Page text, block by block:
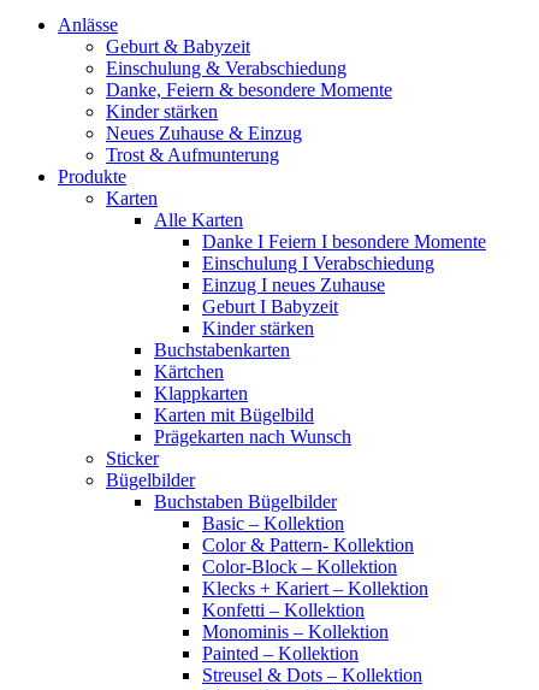
Anlässe
Geburt & Babyzeit
Einschulung & Verabschiedung
Danke, Feiern & besondere Momente
Kinder stärken
Neues Zuhause & Einzug
Trost & Aufmunterung
Produkte
Karten
Alle Karten
Danke I Feiern I besondere Momente
Einschulung I Verabschiedung
Einzug I neues Zuhause
Geburt I Babyzeit
Kinder stärken
Buchstabenkarten
Kärtchen
Klappkarten
Karten mit Bügelbild
Prägekarten nach Wunsch
Sticker
Bügelbilder
Buchstaben Bügelbilder
Basic – Kollektion
Color & Pattern- Kollektion
Color-Block – Kollektion
Klecks + Kariert – Kollektion
Konfetti – Kollektion
Monominis – Kollektion
Painted – Kollektion
Streusel & Dots – Kollektion